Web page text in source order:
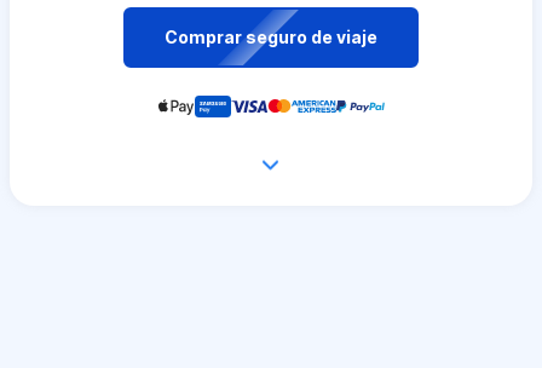
Comprar seguro de viaje